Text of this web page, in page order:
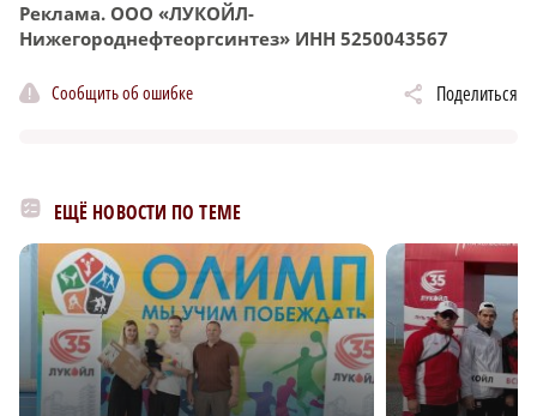
Реклама. ООО «ЛУКОЙЛ-
Нижегороднефтеоргсинтез» ИНН 5250043567
Сообщить об ошибке Поделиться
ЕЩЁ НОВОСТИ ПО ТЕМЕ